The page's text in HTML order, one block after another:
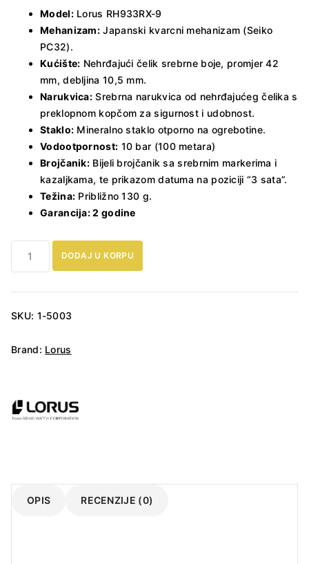
Model:Lorus RH933RX-9
Mehanizam: Japanski kvarcni mehanizam (Seiko
PC32).
Kućište: Nehrđajući čelik srebrne boje, promjer 42
mm, debljina 10,5 mm.
Narukvica: Srebrna narukvica od nehrđajućeg čelika s
preklopnom kopčom za sigurnost i udobnost.
Staklo: Mineralno staklo otporno na ogrebotine.
Vodootpornost: 10 bar (100 metara)
Brojčanik: Bijeli brojčanik sa srebrnim markerima i
kazaljkama, te prikazom datuma na poziciji “3 sata”.
Težina: Približno 130 g.
Garancija: 2 godine
9
DODAJ U KORPU
SKU: 1-5003
Brand: Lorus
OPIS RECENZIJE (0)